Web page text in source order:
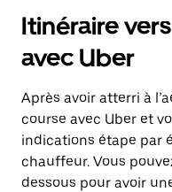
Itinéraire
avec Uber
Après avoir atterri à
course avec Uber et
indications étape par
chauffeur. Vous
dessous pour avoir